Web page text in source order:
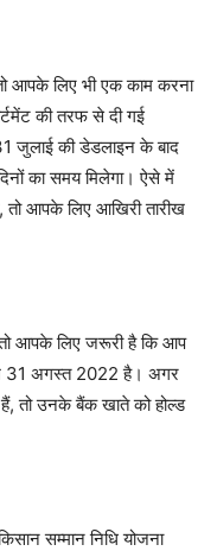
आपके लिए भी एक काम करना
की तरफ से दी गई
जुलाई की डेडलाइन के बाद
का समय मिलेगा। ऐसे में
आपके लिए आखिरी तारीख
आपके लिए जरूरी है कि आप
31 अगस्त 2022 है। अगर
तो उनके बैंक खाते को होल्ड
सम्मान निधि योजना